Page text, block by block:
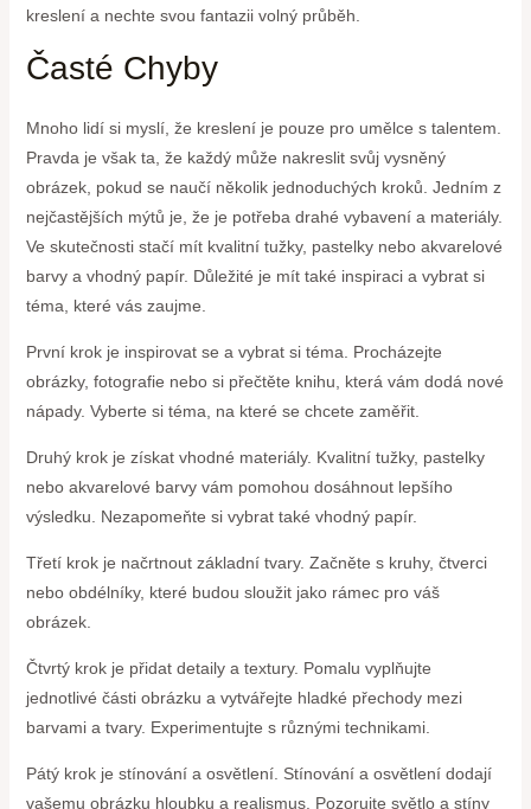
kreslení a nechte svou fantazii volný průběh.
Časté Chyby
Mnoho lidí si myslí, že kreslení je pouze pro umělce s talentem.
Pravda je však ta, že každý může nakreslit svůj vysněný
obrázek, pokud se naučí několik jednoduchých kroků. Jedním z
nejčastějších mýtů je, že je potřeba drahé vybavení a materiály.
Ve skutečnosti stačí mít kvalitní tužky, pastelky nebo akvarelové
barvy a vhodný papír. Důležité je mít také inspiraci a vybrat si
téma, které vás zaujme.
První krok je inspirovat se a vybrat si téma. Procházejte
obrázky, fotografie nebo si přečtěte knihu, která vám dodá nové
nápady. Vyberte si téma, na které se chcete zaměřit.
Druhý krok je získat vhodné materiály. Kvalitní tužky, pastelky
nebo akvarelové barvy vám pomohou dosáhnout lepšího
výsledku. Nezapomeňte si vybrat také vhodný papír.
Třetí krok je načrtnout základní tvary. Začněte s kruhy, čtverci
nebo obdélníky, které budou sloužit jako rámec pro váš
obrázek.
Čtvrtý krok je přidat detaily a textury. Pomalu vyplňujte
jednotlivé části obrázku a vytvářejte hladké přechody mezi
barvami a tvary. Experimentujte s různými technikami.
Pátý krok je stínování a osvětlení. Stínování a osvětlení dodají
vašemu obrázku hloubku a realismus. Pozorujte světlo a stíny